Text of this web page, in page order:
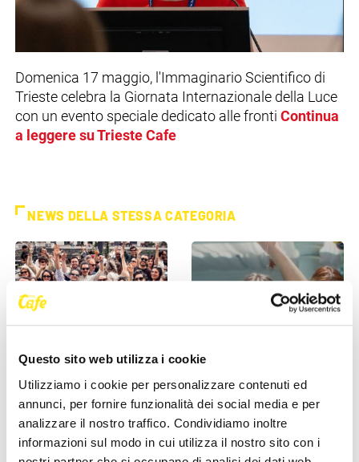
Questo sito web utilizza i cookie
Utilizziamo i cookie per personalizzare contenuti ed
annunci, per fornire funzionalità dei social media e per
analizzare il nostro traffico. Condividiamo inoltre
informazioni sul modo in cui utilizza il nostro sito con i
Domenica 17 maggio, l'Immaginario Scientifico di
Trieste celebra la Giornata Internazionale della Luce
con un evento speciale dedicato alle fronti Continua
a leggere su Trieste Cafe
NEWS DELLA STESSA CATEGORIA
Trieste si sveglia a ritmo di
musica: domenica torna il
Morning Club in piazza [...]
Clara porta il suo pop tra le
mura della storia: l’11 luglio il
concerto al [...]